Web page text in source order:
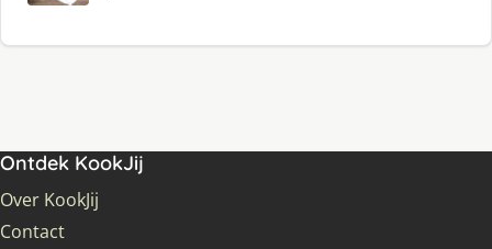
Ontdek KookJij
Over KookJij
Contact